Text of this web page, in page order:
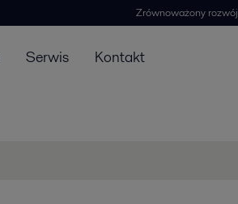
Zrównoważony rozwój
Serwis Kontakt